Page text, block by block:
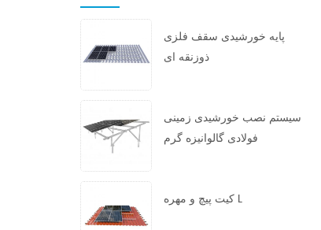
پایه خورشیدی سقف فلزی
ذوزنقه ای
سیستم نصب خورشیدی زمینی
فولادی گالوانیزه گرم
کیت پیچ و مهره L